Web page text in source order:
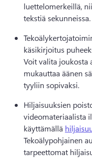
luettelomerkeillä,
tekstiä sekunneissa.
käsikirjoitus
Voit valita joukosta
mukauttaa äänen
tyyliin sopivaksi.
Hiljaisuuksien
videomateriaalista
käyttämällä
Tekoälypohjainen
tarpeettomat